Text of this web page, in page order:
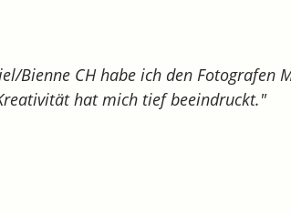
Bienne CH habe ich den Fotografen
hat mich tief beeindruckt."